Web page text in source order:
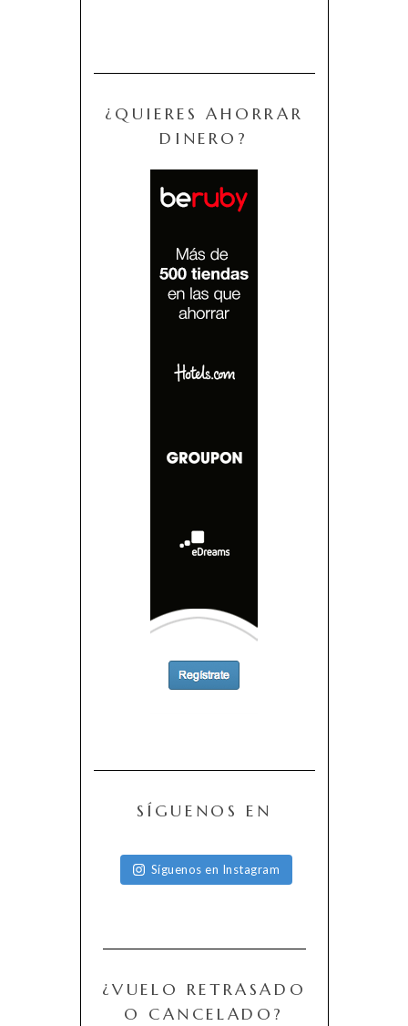
¿QUIERES AHORRAR
DINERO?
SÍGUENOS EN
Síguenos en Instagram
¿VUELO RETRASADO
O CANCELADO?